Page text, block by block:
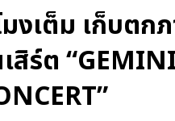
งเต็ม เก็บตก
สิร์ต